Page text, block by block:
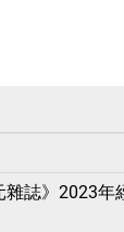
雜誌》2023年